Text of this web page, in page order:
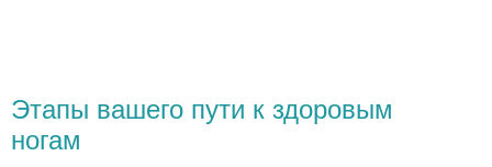
Этапы вашего пути к здоровым
ногам